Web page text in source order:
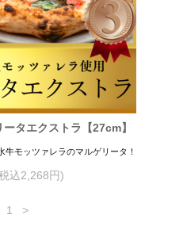
タエクストラ【27cm】
モッツァレラのマルゲリータ！
込2,268円)
1 >